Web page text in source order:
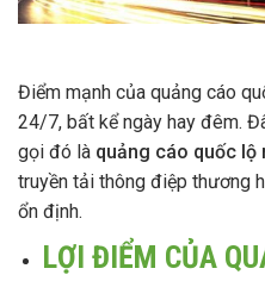
Điểm mạnh của quảng cáo
24/7, bất kể ngày hay đêm.
gọi đó là quảng cáo quốc lộ
truyền tải thông điệp thương
ổn định.
LỢI ĐIỂM CỦA